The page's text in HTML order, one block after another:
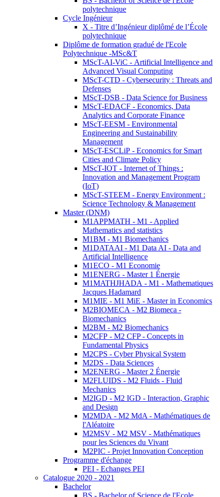
polytechnique
Cycle Ingénieur
X - Titre d’Ingénieur diplômé de l’École
polytechnique
Diplôme de formation gradué de l'Ecole
Polytechnique -MSc&T
MScT-AI-ViC - Artificial Intelligence and
Advanced Visual Computing
MScT-CTD - Cybersecurity : Threats and
Defenses
MScT-DSB - Data Science for Business
MScT-EDACF - Economics, Data
Analytics and Corporate Finance
MScT-EESM - Environmental
Engineering and Sustainability
Management
MScT-ESCLiP - Economics for Smart
Cities and Climate Policy
MScT-IOT - Internet of Things :
Innovation and Management Program
(IoT)
MScT-STEEM - Energy Environment :
Science Technology & Management
Master (DNM)
M1APPMATH - M1 - Applied
Mathematics and statistics
M1BM - M1 Biomechanics
M1DATAAI - M1 Data AI - Data and
Artificial Intelligence
M1ECO - M1 Economie
M1ENERG - Master 1 Énergie
M1MATHJHADA - M1 - Mathematiques
Jacques Hadamard
M1MIE - M1 MiE - Master in Economics
M2BIOMECA - M2 Biomeca -
Biomechanics
M2BM - M2 Biomechanics
M2CFP - M2 CFP - Concepts in
Fundamental Physics
M2CPS - Cyber Physical System
M2DS - Data Sciences
M2ENERG - Master 2 Énergie
M2FLUIDS - M2 Fluids - Fluid
Mechanics
M2IGD - M2 IGD - Interaction, Graphic
and Design
M2MDA - M2 MdA - Mathématiques de
l'Aléatoire
M2MSV - M2 MSV - Mathématiques
pour les Sciences du Vivant
M2PIC - Projet Innovation Conception
Programme d'échange
PEI - Echanges PEI
Catalogue 2020 - 2021
Bachelor
BS - Bachelor of Science de l'Ecole